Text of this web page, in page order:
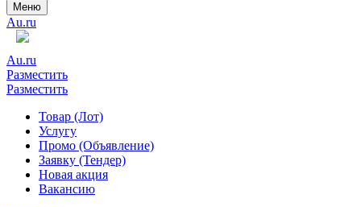
Меню
Au.ru
Au.ru
Разместить
Разместить
Товар (Лот)
Услугу
Промо (Объявление)
Заявку (Тендер)
Новая акция
Вакансию